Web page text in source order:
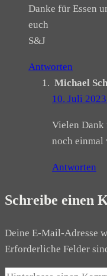
Danke für Essen
euch
S&J
Antworten
Michael
10. Juli
Vielen Dank
noch einmal
Antworten
Schreibe einen
Deine E-Mail-Adresse
Erforderliche Felder